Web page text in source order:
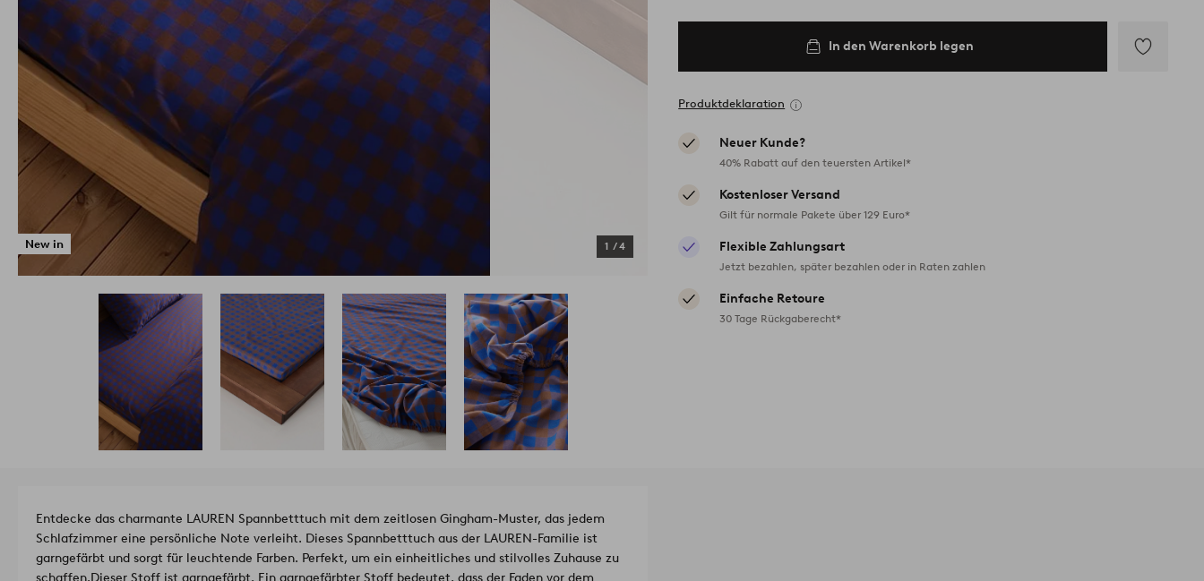
New in 1 /4
In den Warenkorb legen
Produktdeklaration
Neuer Kunde?
40% Rabatt auf den teuersten Artikel*
Kostenloser Versand
Gilt für normale Pakete über 129 Euro*
Flexible Zahlungsart
Jetzt bezahlen, später bezahlen oder in Raten zahlen
Einfache Retoure
30 Tage Rückgaberecht*
Entdecke das charmante LAUREN Spannbetttuch mit dem zeitlosen Gingham-Muster, das jedem
Schlafzimmer eine persönliche Note verleiht. Dieses Spannbetttuch aus der LAUREN-Familie ist
garngefärbt und sorgt für leuchtende Farben. Perfekt, um ein einheitliches und stilvolles Zuhause zu
schaffen.Dieser Stoff ist garngefärbt. Ein garngefärbter Stoff bedeutet, dass der Faden vor dem